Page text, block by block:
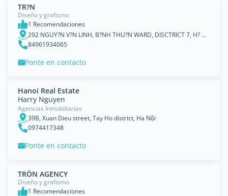
TR?N
Diseño y grafismo
1 Recomendaciones
292 NGUY?N V?N LINH, B?NH THU?N WARD, DISCTRICT 7, H? CH? MINH CITY, VIETNAM, Ho Chi Minh City
84961934065
Ponte en contacto
Hanoi Real Estate
Harry Nguyen
Agencias Inmobiliarias
39B, Xuan Dieu street, Tay Ho district, Ha Nội
0974417348
Ponte en contacto
TRÒN AGENCY
Diseño y grafismo
1 Recomendaciones